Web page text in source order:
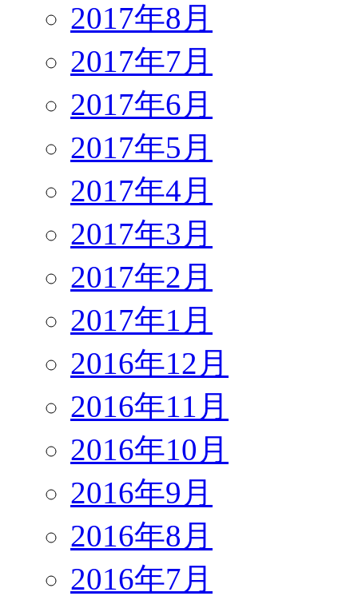
2017年8月
2017年7月
2017年6月
2017年5月
2017年4月
2017年3月
2017年2月
2017年1月
2016年12月
2016年11月
2016年10月
2016年9月
2016年8月
2016年7月